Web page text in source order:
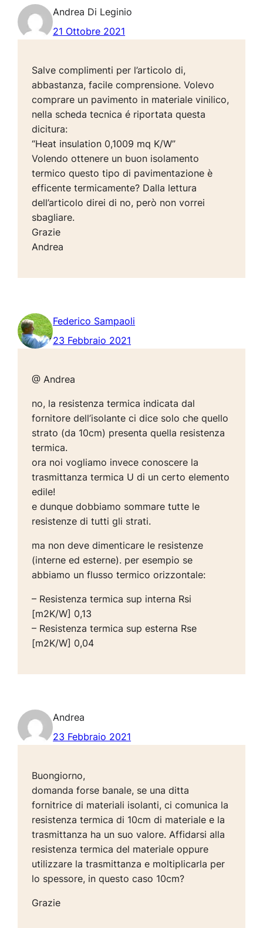
Andrea Di Leginio
21 Ottobre 2021
Salve complimenti per l’articolo di,
abbastanza, facile comprensione. Volevo
comprare un pavimento in materiale vinilico,
nella scheda tecnica é riportata questa
dicitura:
“Heat insulation 0,1009 mq K/W”
Volendo ottenere un buon isolamento
termico questo tipo di pavimentazione è
efficente termicamente? Dalla lettura
dell’articolo direi di no, però non vorrei
sbagliare.
Grazie
Andrea
Federico Sampaoli
23 Febbraio 2021
@ Andrea
no, la resistenza termica indicata dal
fornitore dell’isolante ci dice solo che quello
strato (da 10cm) presenta quella resistenza
termica.
ora noi vogliamo invece conoscere la
trasmittanza termica U di un certo elemento
edile!
e dunque dobbiamo sommare tutte le
resistenze di tutti gli strati.
ma non deve dimenticare le resistenze
(interne ed esterne). per esempio se
abbiamo un flusso termico orizzontale:
– Resistenza termica sup interna Rsi
[m2K/W] 0,13
– Resistenza termica sup esterna Rse
[m2K/W] 0,04
Andrea
23 Febbraio 2021
Buongiorno,
domanda forse banale, se una ditta
fornitrice di materiali isolanti, ci comunica la
resistenza termica di 10cm di materiale e la
trasmittanza ha un suo valore. Affidarsi alla
resistenza termica del materiale oppure
utilizzare la trasmittanza e moltiplicarla per
lo spessore, in questo caso 10cm?
Grazie